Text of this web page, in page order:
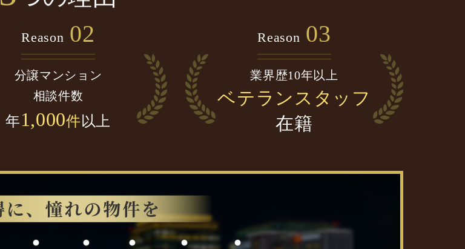
Reason 02
分譲マンション
相談件数
年1,000件以上
Reason 03
業界歴10年以上
ベテランスタッフ
在籍